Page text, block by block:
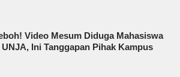
Video Mesum Diduga Mahasiswa
UNJA, Ini Tanggapan Pihak Kampus